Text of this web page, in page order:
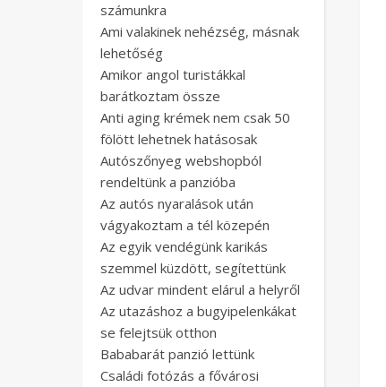
számunkra
Ami valakinek nehézség, másnak
lehetőség
Amikor angol turistákkal
barátkoztam össze
Anti aging krémek nem csak 50
fölött lehetnek hatásosak
Autószőnyeg webshopból
rendeltünk a panzióba
Az autós nyaralások után
vágyakoztam a tél közepén
Az egyik vendégünk karikás
szemmel küzdött, segítettünk
Az udvar mindent elárul a helyről
Az utazáshoz a bugyipelenkákat
se felejtsük otthon
Bababarát panzió lettünk
Családi fotózás a fővárosi